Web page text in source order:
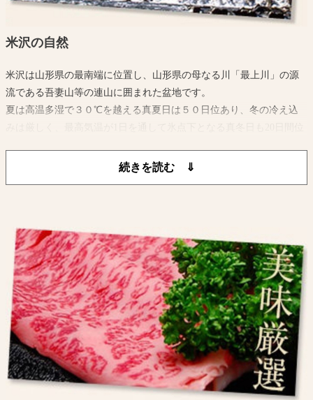
米沢の自然
米沢は山形県の最南端に位置し、山形県の母なる川「最上川」の源
流である吾妻山等の連山に囲まれた盆地です。
夏は高温多湿で３０℃を越える真夏日は５０日位あり、冬の冷え込
また、平年の最高積雪深が約100cmに達するほどの降雪量があり特別
吾妻山から湧き出る水と水稲単作地帯ゆえに稲わらが豊富にあり米
沢牛の質をさらに高めております。
このような自然環境に加えて米沢牛生産農家の愛情と長い伝統に培
われた 飼育技術によってきめ細かい肉質と風味豊かな米沢牛が生産
されているのです。